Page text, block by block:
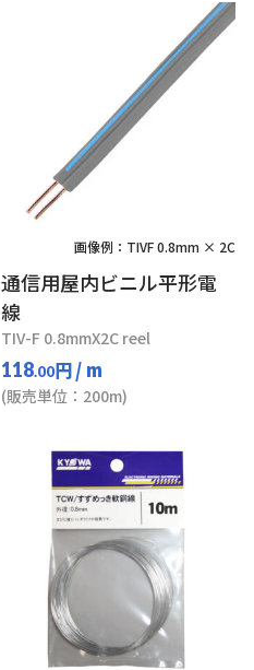
画像例：TIVF 0.8mm × 2C
通信用屋内ビニル平形電
線
TIV-F 0.8mmX2C reel
118.00円/ m
(販売単位：200m)